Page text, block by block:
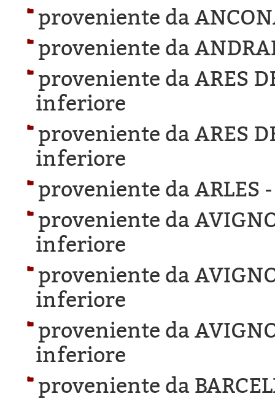
proveniente da
proveniente da
proveniente da ARES
inferiore
proveniente da ARES
inferiore
proveniente da ARLES
proveniente da
inferiore
proveniente da
inferiore
proveniente da
inferiore
proveniente da